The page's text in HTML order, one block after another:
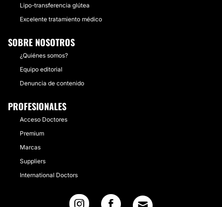
Lipo-transferencia glútea
Excelente tratamiento médico
SOBRE NOSOTROS
¿Quiénes somos?
Equipo editorial
Denuncia de contenido
PROFESIONALES
Acceso Doctores
Premium
Marcas
Suppliers
International Doctors